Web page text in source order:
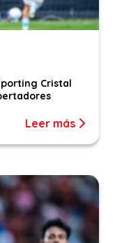
Cristal
Leer más